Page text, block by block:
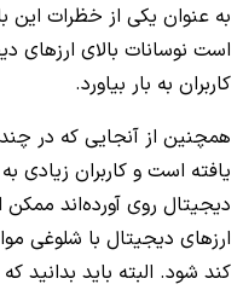
به عنوان یکی از خظرات این
است نوسانات بالای ارزهای
کاربران به بار بیاورد.
همچنین از آنجایی که در
یافته است و کاربران زیادی
دیجیتال روی آورده‌اند
ارزهای دیجیتال با شلوغی
کند شود. البته باید بدانید